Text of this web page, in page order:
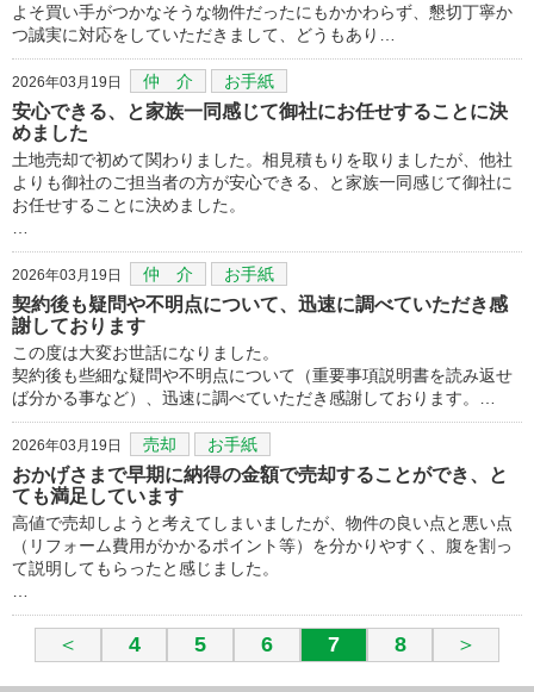
よそ買い手がつかなそうな物件だったにもかかわらず、懇切丁寧か
つ誠実に対応をしていただきまして、どうもあり…
2026年03月19日 仲 介 お手紙
安心できる、と家族一同感じて御社にお任せすることに決
めました
土地売却で初めて関わりました。相見積もりを取りましたが、他社
よりも御社のご担当者の方が安心できる、と家族一同感じて御社に
お任せすることに決めました。
2026年03月19日 仲 介 お手紙
契約後も疑問や不明点について、迅速に調べていただき感
謝しております
この度は大変お世話になりました。
契約後も些細な疑問や不明点について（重要事項説明書を読み返せ
ば分かる事など）、迅速に調べていただき感謝しております。…
2026年03月19日 売却 お手紙
おかげさまで早期に納得の金額で売却することができ、と
ても満足しています
高値で売却しようと考えてしまいましたが、物件の良い点と悪い点
（リフォーム費用がかかるポイント等）を分かりやすく、腹を割っ
て説明してもらったと感じました。
＜ 4 5 6 7 8 ＞